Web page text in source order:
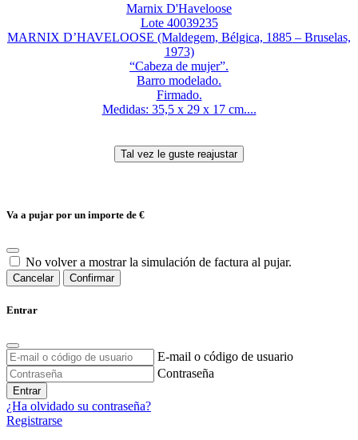
Marnix D'Haveloose
Lote 40039235
MARNIX D’HAVELOOSE (Maldegem, Bélgica, 1885 – Bruselas,
1973)
“Cabeza de mujer”.
Barro modelado.
Firmado.
Medidas: 35,5 x 29 x 17 cm....
Va a pujar por un importe de €
No volver a mostrar la simulación de factura al pujar.
Cancelar Confirmar
Entrar
E-mail o código de usuario
Contraseña
Entrar
¿Ha olvidado su contraseña?
Registrarse